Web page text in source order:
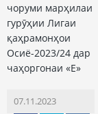
чоруми марҳилаи
гурӯҳии Лигаи
қаҳрамонҳои
Осиё-2023/24 дар
чаҳоргонаи «Е»
07.11.2023